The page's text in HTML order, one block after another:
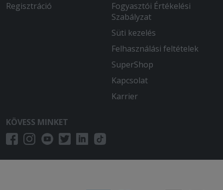
Regisztráció
Fogyasztói Értékelési
Szabályzat
Süti kezelés
Felhasználási feltételek
SuperShop
Kapcsolat
Karrier
KÖVESS MINKET